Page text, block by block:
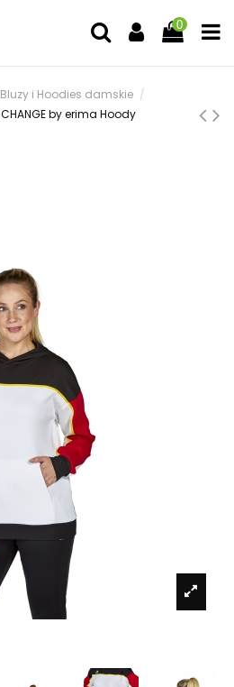
0
Bluzy i Hoodies damskie
CHANGE by erima Hoody